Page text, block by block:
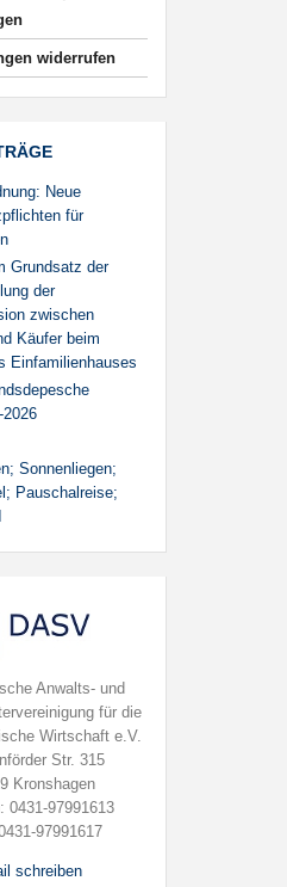
widerrufen
Neue
für
Grundsatz der
der
zwischen
Käufer beim
Einfamilienhauses
Sonnenliegen;
Pauschalreise;
Anwalts- und
für die
Wirtschaft e.V.
Str. 315
Kronshagen
0431-97991613
97991617
schreiben